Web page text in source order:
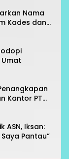
Nama
Kades dan
Kantor PT
ASN, Iksan:
Pantau”